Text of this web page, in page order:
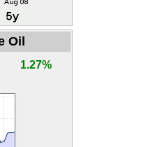
Oil
1.27%